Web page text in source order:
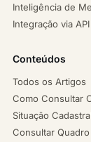
Inteligência de
Integração via API
Conteúdos
Todos os Artigos
Como Consultar
Situação
Consultar